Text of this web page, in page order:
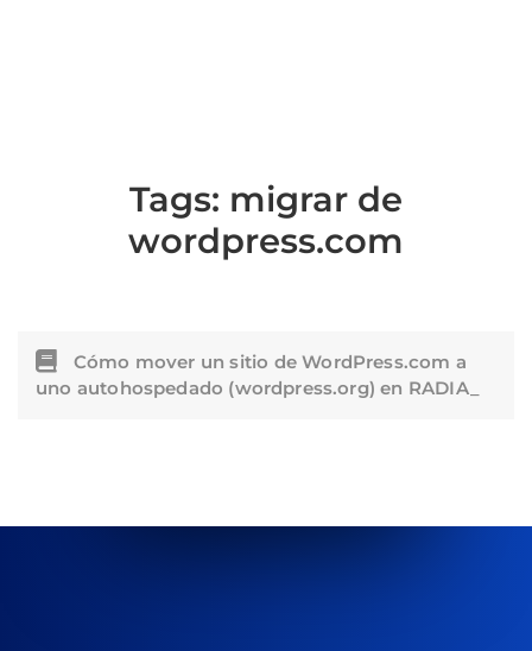
Tags: migrar de
wordpress.com
Cómo mover un sitio de WordPress.com a
uno autohospedado (wordpress.org) en RADIA_